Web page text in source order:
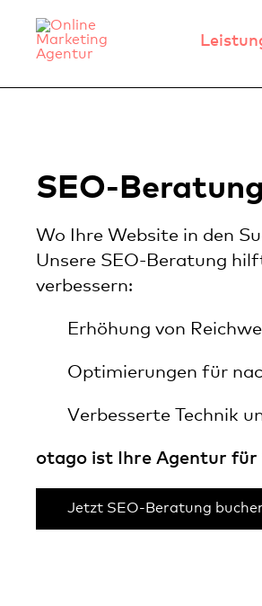
SEO-
Wo Ihre Website in den
Unsere SEO-Beratung
verbessern:
Erhöhung von
Optimierungen für
Verbesserte Technik
otago ist Ihre Agentur
Jetzt SEO-Beratung